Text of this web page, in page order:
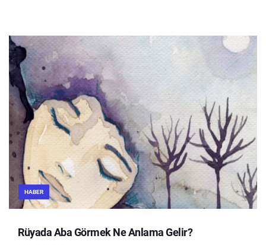
HABER
Rüyada Aba Görmek Ne Anlama Gelir?